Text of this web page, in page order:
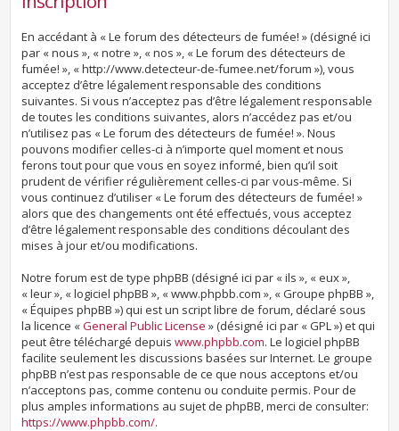
En accédant à « Le forum des détecteurs de fumée! » (désigné ici
par « nous », « notre », « nos », « Le forum des détecteurs de
fumée! », « http://www.detecteur-de-fumee.net/forum »), vous
acceptez d’être légalement responsable des conditions
suivantes. Si vous n’acceptez pas d’être légalement responsable
de toutes les conditions suivantes, alors n’accédez pas et/ou
n’utilisez pas « Le forum des détecteurs de fumée! ». Nous
pouvons modifier celles-ci à n’importe quel moment et nous
ferons tout pour que vous en soyez informé, bien qu’il soit
prudent de vérifier régulièrement celles-ci par vous-même. Si
vous continuez d’utiliser « Le forum des détecteurs de fumée! »
alors que des changements ont été effectués, vous acceptez
d’être légalement responsable des conditions découlant des
mises à jour et/ou modifications.
Notre forum est de type phpBB (désigné ici par « ils », « eux »,
« leur », « logiciel phpBB », « www.phpbb.com », « Groupe phpBB »,
« Équipes phpBB ») qui est un script libre de forum, déclaré sous
la licence «General Public License » (désigné ici par « GPL ») et qui
peut être téléchargé depuiswww.phpbb.com. Le logiciel phpBB
facilite seulement les discussions basées sur Internet. Le groupe
phpBB n’est pas responsable de ce que nous acceptons et/ou
n’acceptons pas, comme contenu ou conduite permis. Pour de
plus amples informations au sujet de phpBB, merci de consulter:
https://www.phpbb.com/.